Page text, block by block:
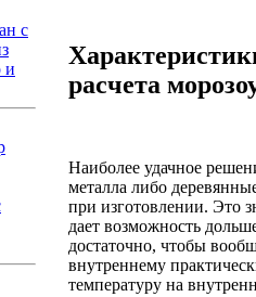
с
и
расчета
Наиболее удачное
металла либо
при изготовлении. Это
дает возможность
достаточно, чтобы
внутреннему
температуру на